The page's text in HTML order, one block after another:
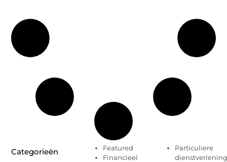
Categorieën
Featured
Financieel
Particuliere
dienstverlening